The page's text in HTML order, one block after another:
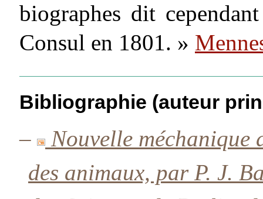
biographes dit
Consul en 1801. »
Bibliographie (auteur
–
Nouvelle méchanique
des animaux, par P. J.